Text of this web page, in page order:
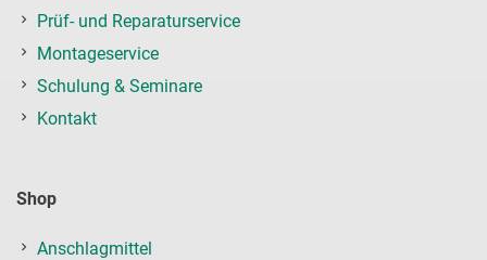
Prüf- und Reparaturservice
Montageservice
Schulung & Seminare
Kontakt
Shop
Anschlagmittel